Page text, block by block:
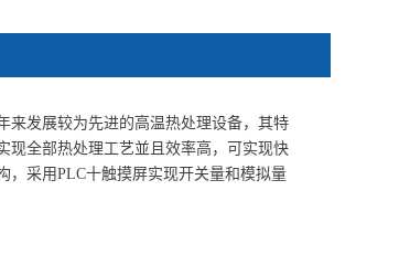
来发展较为先进的高温热处理设备，其特
现全部热处理工艺並且效率高，可实现快
，采用PLC十触摸屏实现开关量和模拟量